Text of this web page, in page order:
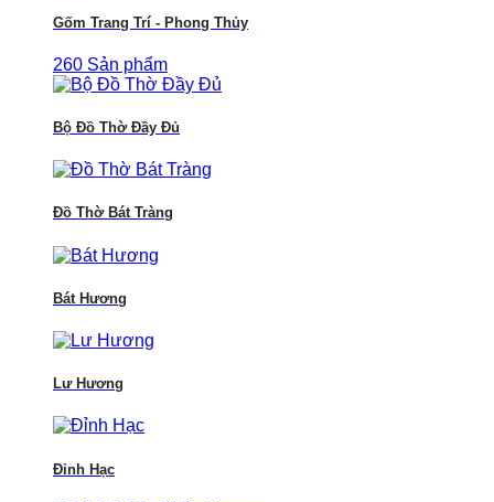
Gốm Trang Trí - Phong Thủy
260 Sản phẩm
Bộ Đồ Thờ Đầy Đủ
Đồ Thờ Bát Tràng
Bát Hương
Lư Hương
Đỉnh Hạc